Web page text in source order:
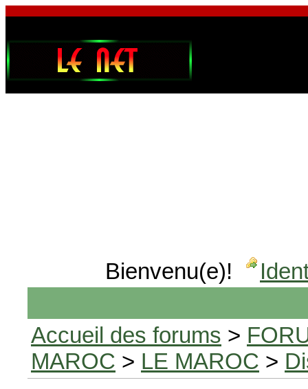
Bienvenu(e)!
Accueil des forums >
MAROC > LE MAROC >